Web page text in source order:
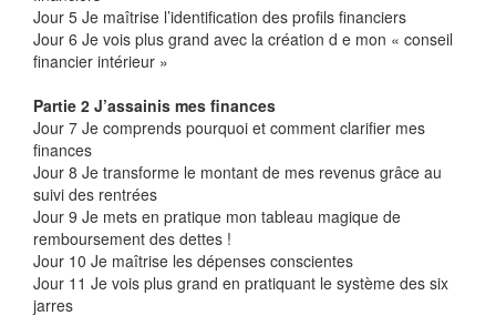
Jour 5 Je maîtrise l’identification des profils financiers
Jour 6 Je vois plus grand avec la création d e mon « conseil
financier intérieur »
Partie 2 J’assainis mes finances
Jour 7 Je comprends pourquoi et comment clarifier mes
finances
Jour 8 Je transforme le montant de mes revenus grâce au
suivi des rentrées
Jour 9 Je mets en pratique mon tableau magique de
remboursement des dettes !
Jour 10 Je maîtrise les dépenses conscientes
Jour 11 Je vois plus grand en pratiquant le système des six
jarres